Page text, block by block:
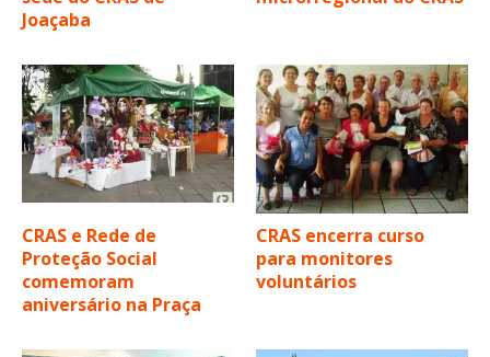
Joaçaba
CRAS e Rede de
Proteção Social
comemoram
aniversário na Praça
CRAS encerra curso
para monitores
voluntários